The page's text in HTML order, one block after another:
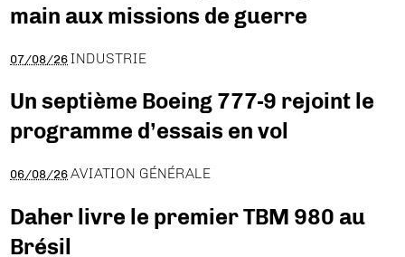
main aux missions de guerre
07/08/26 INDUSTRIE
Un septième Boeing 777-9 rejoint le
programme d’essais en vol
06/08/26 AVIATION GÉNÉRALE
Daher livre le premier TBM 980 au
Brésil